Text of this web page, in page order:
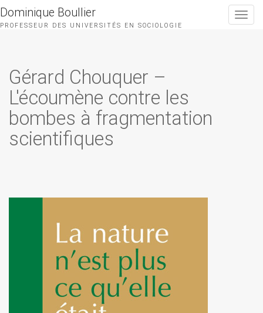
Toggle
Dominique Boullier
PROFESSEUR DES UNIVERSITÉS EN SOCIOLOGIE
Gérard Chouquer –
L'écoumène contre les
bombes à fragmentation
scientifiques